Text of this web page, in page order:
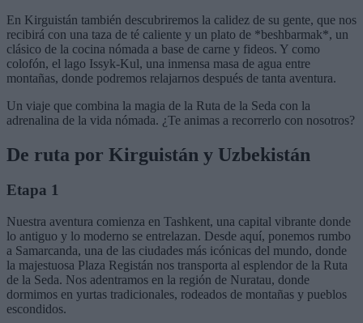
En Kirguistán también descubriremos la calidez de su gente, que nos
recibirá con una taza de té caliente y un plato de *beshbarmak*, un
clásico de la cocina nómada a base de carne y fideos. Y como
colofón, el lago Issyk-Kul, una inmensa masa de agua entre
montañas, donde podremos relajarnos después de tanta aventura.
Un viaje que combina la magia de la Ruta de la Seda con la
adrenalina de la vida nómada. ¿Te animas a recorrerlo con nosotros?
De ruta por Kirguistán y Uzbekistán
Etapa 1
Nuestra aventura comienza en Tashkent, una capital vibrante donde
lo antiguo y lo moderno se entrelazan. Desde aquí, ponemos rumbo
a Samarcanda, una de las ciudades más icónicas del mundo, donde
la majestuosa Plaza Registán nos transporta al esplendor de la Ruta
de la Seda. Nos adentramos en la región de Nuratau, donde
dormimos en yurtas tradicionales, rodeados de montañas y pueblos
escondidos.